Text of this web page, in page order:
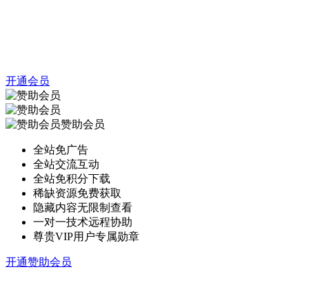
开通会员
赞助会员
全站免广告
全站交流互动
全站免积分下载
稀缺资源免费获取
隐藏内容无限制查看
一对一技术远程协助
尊贵VIP用户专属勋章
开通赞助会员